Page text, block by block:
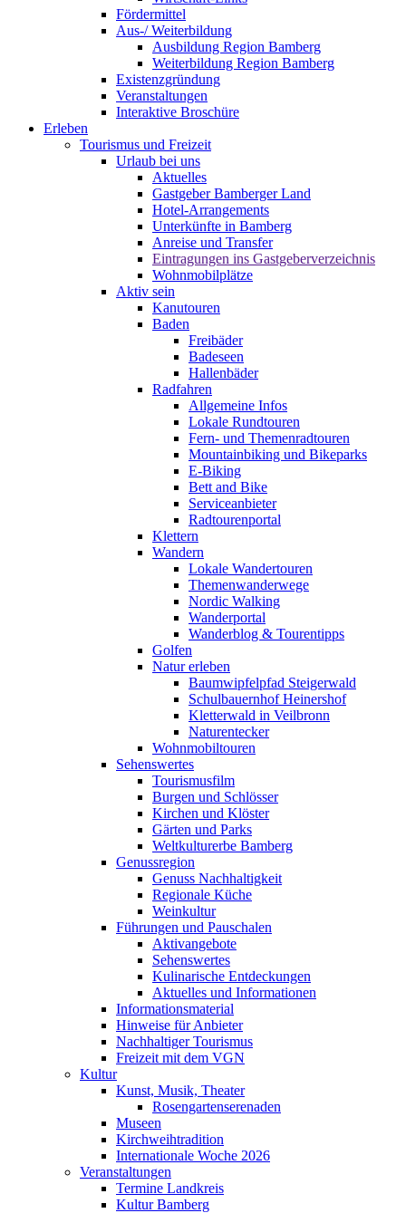
Fördermittel
Aus-/ Weiterbildung
Ausbildung Region Bamberg
Weiterbildung Region Bamberg
Existenzgründung
Veranstaltungen
Interaktive Broschüre
Erleben
Tourismus und Freizeit
Urlaub bei uns
Aktuelles
Gastgeber Bamberger Land
Hotel-Arrangements
Unterkünfte in Bamberg
Anreise und Transfer
Eintragungen ins Gastgeberverzeichnis
Wohnmobilplätze
Aktiv sein
Kanutouren
Baden
Freibäder
Badeseen
Hallenbäder
Radfahren
Allgemeine Infos
Lokale Rundtouren
Fern- und Themenradtouren
Mountainbiking und Bikeparks
E-Biking
Bett and Bike
Serviceanbieter
Radtourenportal
Klettern
Wandern
Lokale Wandertouren
Themenwanderwege
Nordic Walking
Wanderportal
Wanderblog & Tourentipps
Golfen
Natur erleben
Baumwipfelpfad Steigerwald
Schulbauernhof Heinershof
Kletterwald in Veilbronn
Naturentecker
Wohnmobiltouren
Sehenswertes
Tourismusfilm
Burgen und Schlösser
Kirchen und Klöster
Gärten und Parks
Weltkulturerbe Bamberg
Genussregion
Genuss Nachhaltigkeit
Regionale Küche
Weinkultur
Führungen und Pauschalen
Aktivangebote
Sehenswertes
Kulinarische Entdeckungen
Aktuelles und Informationen
Informationsmaterial
Hinweise für Anbieter
Nachhaltiger Tourismus
Freizeit mit dem VGN
Kultur
Kunst, Musik, Theater
Rosengartenserenaden
Museen
Kirchweihtradition
Internationale Woche 2026
Veranstaltungen
Termine Landkreis
Kultur Bamberg